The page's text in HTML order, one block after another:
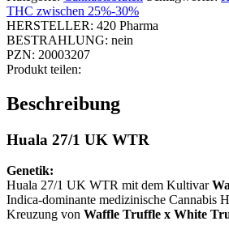
THC zwischen 25%-30%
HERSTELLER: 420 Pharma
BESTRAHLUNG: nein
PZN: 20003207
Produkt teilen:
Beschreibung
Huala 27/1 UK WTR
Genetik:
Huala 27/1 UK WTR mit dem Kultivar
Indica-dominante medizinische Cannabis
Kreuzung von Waffle Truffle x White